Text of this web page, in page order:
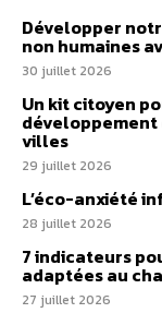
Développer
non humaines
30 juillet 2026
Un kit citoyen
développement
villes
29 juillet 2026
L’éco-anxiété
28 juillet 2026
7 indicateurs
adaptées au
27 juillet 2026